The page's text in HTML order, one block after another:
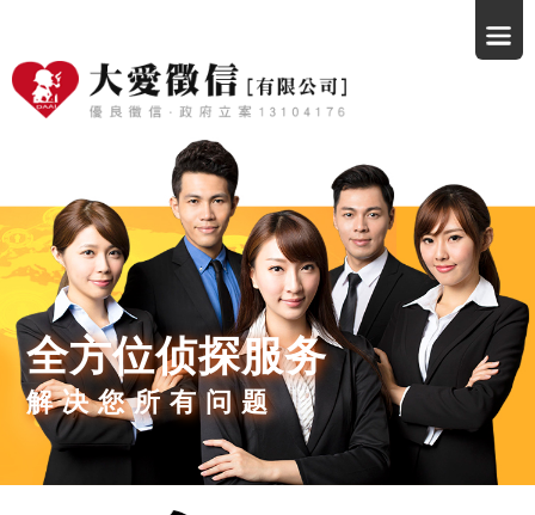
全方位侦探服务
解决您所有问题